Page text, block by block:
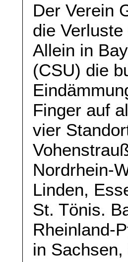
Der Verein
die
Allein in
(CSU) die
Finger auf
vier
Nordrhein-
Linden,
St. Tönis.
Rheinland-
in